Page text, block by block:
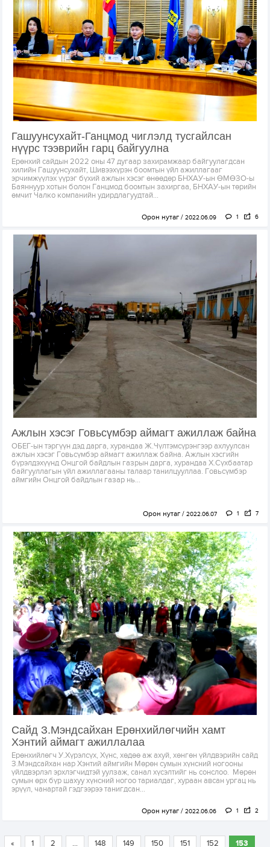
Гашуунсухайт-Ганцмод чиглэлд тусгайлсан
нүүрс тээврийн гарц байгуулна
Ерөнхий сайдын 2022 оны 47 дугаар захирамжаар байгуулагдсан
хилийн Гашуунсухайт, Шивээхүрэн боомтын үйл ажиллагааг
эрчимжүүлэх үүрэг бүхий ажлын хэсэг өнөөдөр БНХАУ-ын ӨМӨЗО-ы
Баяннуур хотын болон Ганцмод боомтын захиргаа, БНХАУ-ын төрийн
өмчит Чалко компанийн удирдлагуудтай...
Орон нутаг 2022.06.09 1 6
Ажлын хэсэг Говьсүмбэр аймагт ажиллаж байна
ОБЕГ-ын тэргүүн дэд дарга, хурандаа Ж.Чүлтэмсүрэнгээр ахлуулсан
ажлын хэсэг Говьсүмбэр аймагт ажиллаж байна. Ажлын хэсгийн
бүрэлдэхүүнд Онцгой байдлын газрын дарга, хурандаа Х.Сүхбаатар
байгууллагын үйл ажиллагааны талаар танилцууллаа. Говьсүмбэр
аймгийн Онцгой байдлын газар нь...
Орон нутаг 2022.06.07 1 7
Сайд З.Мэндсайхан Ерөнхийлөгчийн хамт
Хэнтий аймагт ажиллалаа
Ерөнхийлөгч У.Хүрэлсүх, Хүнс, хөдөө аж ахуй, хөнгөн үйлдвэрийн сайд
З.Мэндсайхан нар Хэнтий аймгийн Мөрөн сумын хүнсний ногооны
үйлдвэрлэл эрхлэгчидтэй уулзаж, санал хүсэлтийг нь сонслоо. Мөрөн
сумын өрх бүр шахуу хүнсний ногоо тариалдаг, хураан авсан ургац нь
эрүүл, чанартай гэдгээрээ танигдсан...
Орон нутаг 2022.06.06 1 2
« 1 2 ... 148 149 150 151 152 153